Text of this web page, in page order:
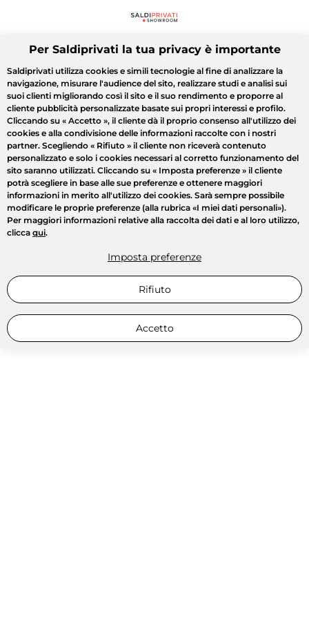
Per Saldiprivati la tua privacy è importante
Saldiprivati utilizza cookies e simili tecnologie al fine di analizzare la
navigazione, misurare l'audience del sito, realizzare studi e analisi sui
suoi clienti migliorando così il sito e il suo rendimento e proporre al
cliente pubblicità personalizzate basate sui propri interessi e profilo.
Cliccando su « Accetto », il cliente dà il proprio consenso all'utilizzo dei
cookies e alla condivisione delle informazioni raccolte con i nostri
partner. Scegliendo « Rifiuto » il cliente non riceverà contenuto
personalizzato e solo i cookies necessari al corretto funzionamento del
sito saranno utilizzati. Cliccando su « Imposta preferenze » il cliente
potrà scegliere in base alle sue preferenze e ottenere maggiori
informazioni in merito all'utilizzo dei cookies. Sarà sempre possibile
modificare le proprie preferenze (alla rubrica «I miei dati personali»).
Per maggiori informazioni relative alla raccolta dei dati e al loro utilizzo,
clicca qui.
Imposta preferenze
Rifiuto
Accetto